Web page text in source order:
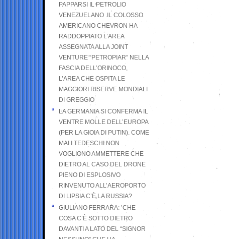
PAPPARSI IL PETROLIO
VENEZUELANO .IL COLOSSO
AMERICANO CHEVRON HA
RADDOPPIATO L’AREA
ASSEGNATA ALLA JOINT
VENTURE “PETROPIAR” NELLA
FASCIA DELL’ORINOCO,
L’AREA CHE OSPITA LE
MAGGIORI RISERVE MONDIALI
DI GREGGIO
LA GERMANIA SI CONFERMA IL
VENTRE MOLLE DELL’EUROPA
(PER LA GIOIA DI PUTIN). COME
MAI I TEDESCHI NON
VOGLIONO AMMETTERE CHE
DIETRO AL CASO DEL DRONE
PIENO DI ESPLOSIVO
RINVENUTO ALL’AEROPORTO
DI LIPSIA C’È LA RUSSIA?
GIULIANO FERRARA: ’CHE
COSA C’È SOTTO DIETRO
DAVANTI A LATO DEL “SIGNOR